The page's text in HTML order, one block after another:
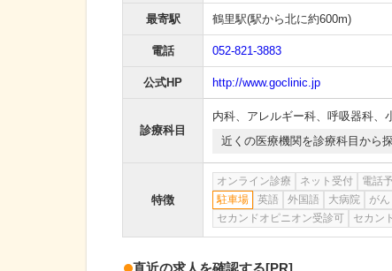
最寄駅 鶴里駅(駅から北に約600m)
電話 052-821-3883
公式HP http://www.goclinic.jp
診療科目
内科、 アレルギー科、 呼吸器科、
近くの医療機関を診療科目から
特徴
オンライン診療 ネット受付 電話
駐車場
英語 外国語 大病院 がん
セカンドオピニオン受診可
セカン
直近の求人を確認する[PR]